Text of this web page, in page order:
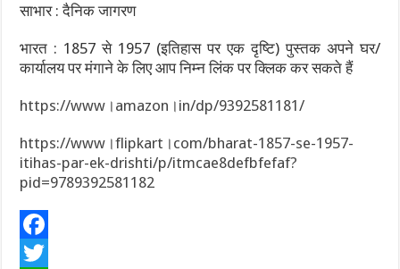
साभार : दैनिक जागरण
भारत : 1857 से 1957 (इतिहास पर एक दृष्टि) पुस्तक अपने घर/
कार्यालय पर मंगाने के लिए आप निम्न लिंक पर क्लिक कर सकते हैं
https://www।amazon।in/dp/9392581181/
https://www।flipkart।com/bharat-1857-se-1957-
itihas-par-ek-drishti/p/itmcae8defbfefaf?
pid=9789392581182
F